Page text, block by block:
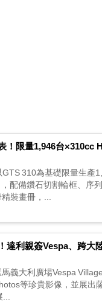
！限量1,946台×310cc
310為基礎限量生產
配備鑽石切割輪框、序
裝畫冊，...
達利親簽Vespa、跨大
義大利廣場Vespa
等珍貴影像，並展出